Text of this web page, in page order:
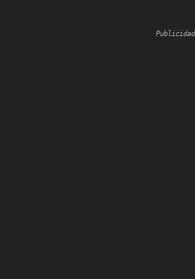
Publicidad